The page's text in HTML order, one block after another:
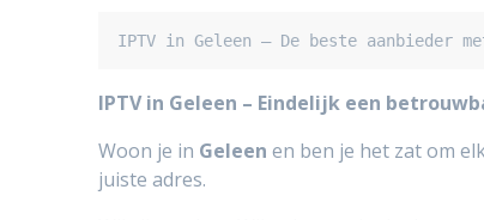
IPTV in Geleen – Eindelijk een
Woon je in Geleen en ben je het zat om
juiste adres.